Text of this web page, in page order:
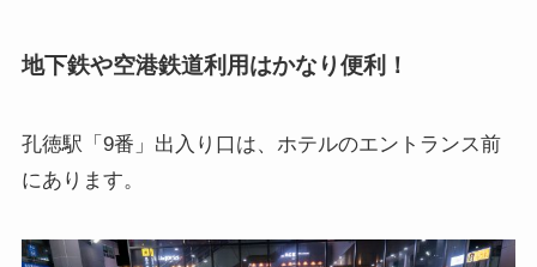
地下鉄や空港鉄道利用はかなり便利！
孔徳駅「9番」出入り口は、ホテルのエントランス前
にあります。